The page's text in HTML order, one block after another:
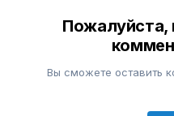
Пожалуйста,
Вы сможете оставить